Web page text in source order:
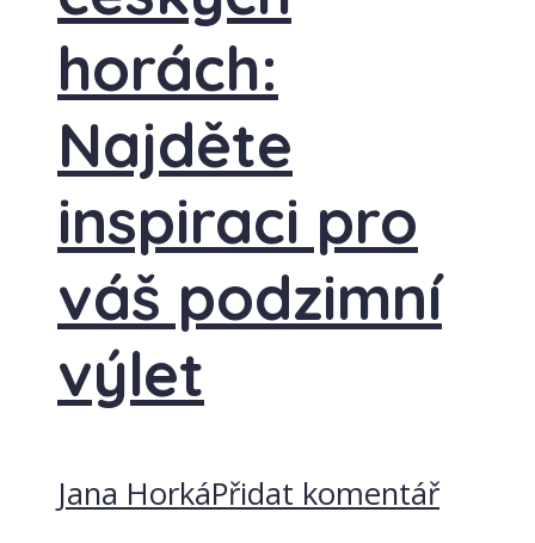
horách:
Najděte
inspiraci pro
váš podzimní
výlet
Jana HorkáPřidat komentář